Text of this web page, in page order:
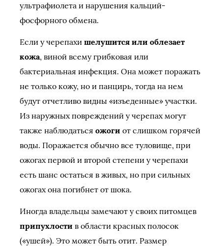
ультрафиолета и нарушения кальций-
фосфорного обмена.
Если у черепахи шелушится или облезает
кожа, виной всему грибковая или
бактериальная инфекция. Она может поражать
не только кожу, но и панцирь, тогда на нем
будут отчетливо видны «изъеденные» участки.
Из наружных повреждений у черепах могут
также наблюдаться ожоги от слишком горячей
воды. Поражается обычно все туловище, при
ожогах первой и второй степени у черепахи
есть шанс остаться в живых, но при сильных
ожогах она погибнет от шока.
Иногда владельцы замечают у своих питомцев
припухлости в области красных полосок
(«ушей»). Это может быть отит. Размер